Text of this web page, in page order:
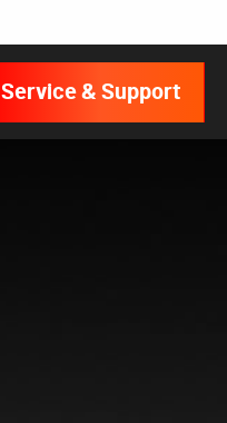
Service & Support